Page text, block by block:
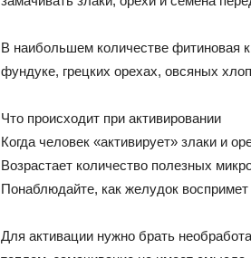
В наибольшем количестве фитиновая
фундуке, грецких орехах, овсяных
Что происходит при активировании
Когда человек «активирует» злаки и
Возрастает количество полезных
Понаблюдайте, как желудок
Для активации нужно брать